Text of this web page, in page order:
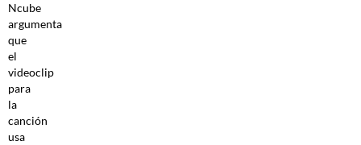
Ncube
argumenta
que
el
videoclip
para
la
canción
usa